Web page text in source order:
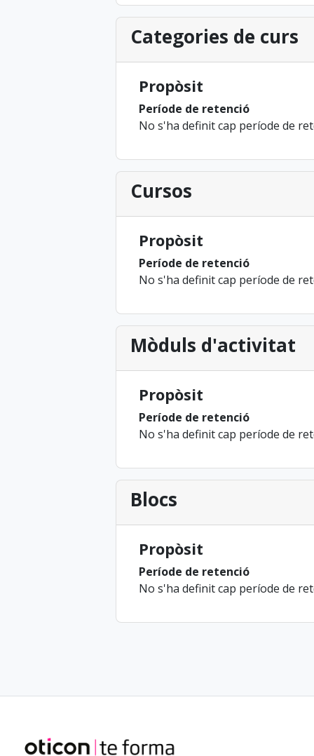
Categories de curs
Propòsit
Període de retenció
No s'ha definit cap període de
Cursos
Propòsit
Període de retenció
No s'ha definit cap període de
Mòduls d'activitat
Propòsit
Període de retenció
No s'ha definit cap període de
Blocs
Propòsit
Període de retenció
No s'ha definit cap període de